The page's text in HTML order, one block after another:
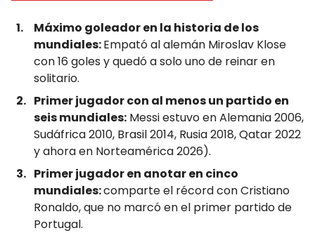
Máximo goleador en la historia de los
mundiales:Empató al alemán Miroslav Klose
con 16 goles y quedó a solo uno de reinar en
solitario.
Primer jugador con al menos un partido en
seis mundiales: Messi estuvo en Alemania 2006,
Sudáfrica 2010, Brasil 2014, Rusia 2018, Qatar 2022
y ahora en Norteamérica 2026).
Primer jugador en anotar en cinco
mundiales:comparte el récord con Cristiano
Ronaldo, que no marcó en el primer partido de
Portugal.